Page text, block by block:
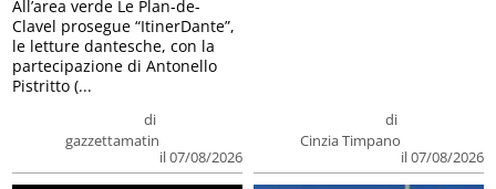
di
gazzettamatin
il 07/08/2026
All’area verde Le Plan-de-
Clavel prosegue “ItinerDante”,
le letture dantesche, con la
partecipazione di Antonello
Pistritto (...
di
Cinzia Timpano
il 07/08/2026